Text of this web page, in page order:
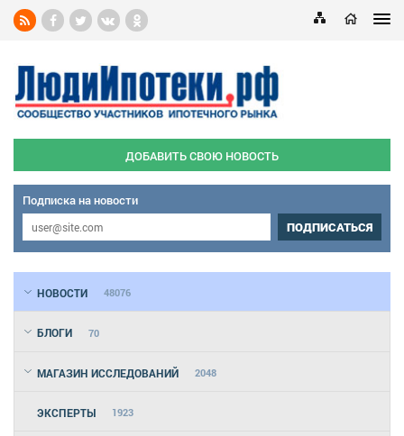
ДОБАВИТЬ СВОЮ НОВОСТЬ
Подписка на новости
ПОДПИСАТЬСЯ
НОВОСТИ 48076
БЛОГИ 70
МАГАЗИН ИССЛЕДОВАНИЙ 2048
ЭКСПЕРТЫ 1923